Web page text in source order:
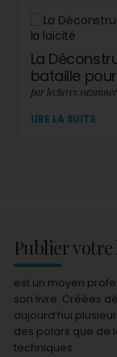
La
bataille
LIRE LA SUITE
Publier votre
est un moyen
son livre. Créées
aujourd’hui
des polars que de
techniques.